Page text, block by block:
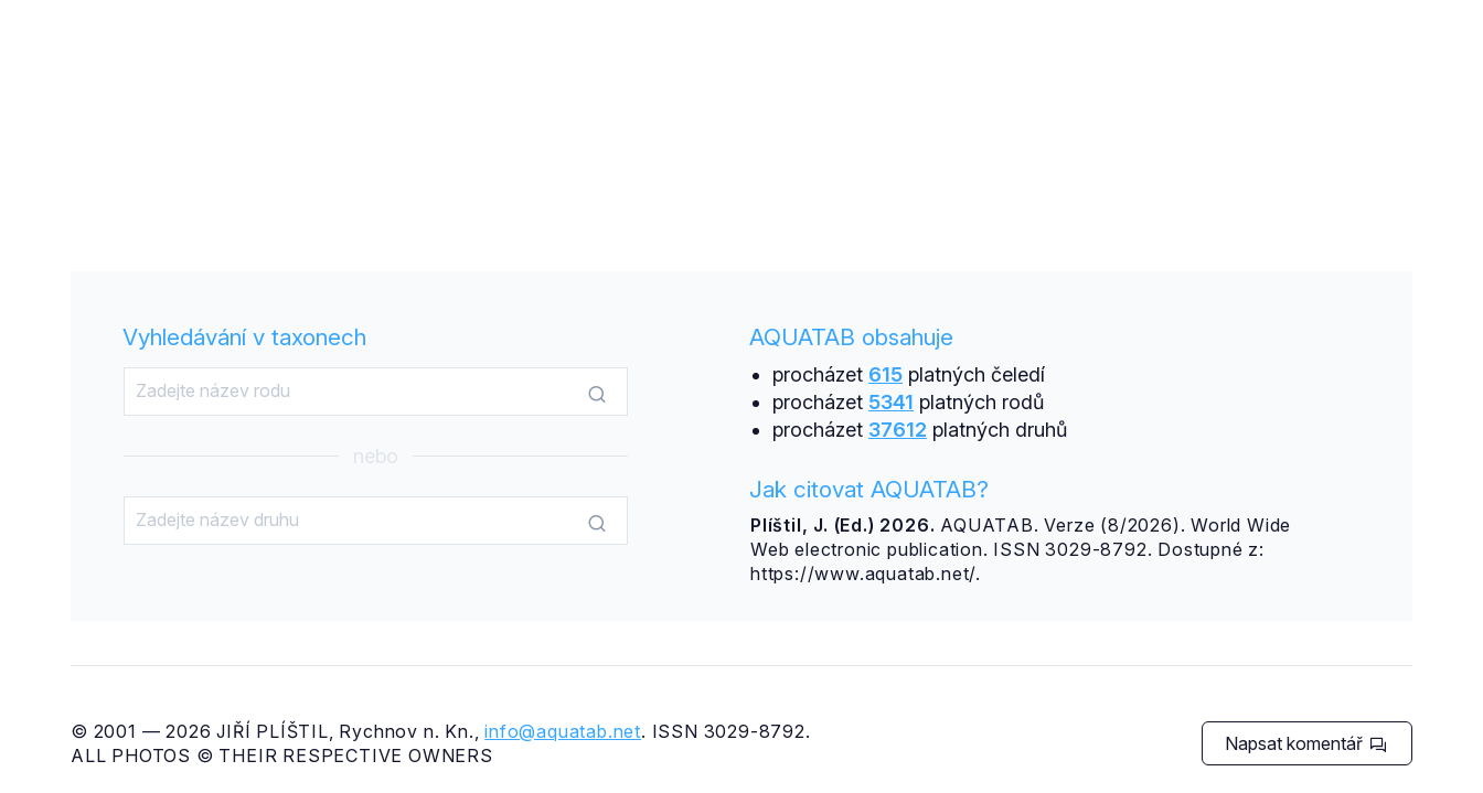
Vyhledávání v taxonech
nebo
AQUATAB obsahuje
procházet 615platných čeledí
procházet 5341 platných rodů
procházet 37612 platných druhů
Jak citovat AQUATAB?
Plíštil, J. (Ed.) 2026. AQUATAB. Verze (8/2026). World Wide
Web electronic publication. ISSN 3029-8792. Dostupné z:
https://www.aquatab.net/.
© 2001 — 2026 JIŘÍ PLÍŠTIL, Rychnov n. Kn.,info@aquatab.net. ISSN 3029-8792.
ALL PHOTOS © THEIR RESPECTIVE OWNERS
Napsat komentář